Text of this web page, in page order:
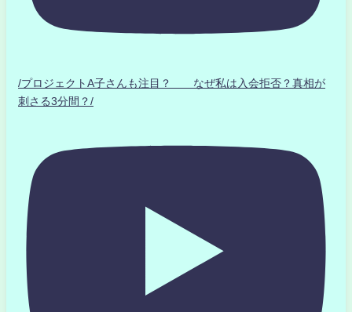
/プロジェクトA子さんも注目？ なぜ私は入会拒否？真相が
刺さる3分間？/